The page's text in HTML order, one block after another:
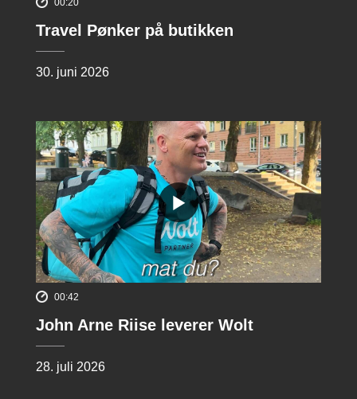
00:20
Travel Pønker på butikken
30. juni 2026
00:42
John Arne Riise leverer Wolt
28. juli 2026